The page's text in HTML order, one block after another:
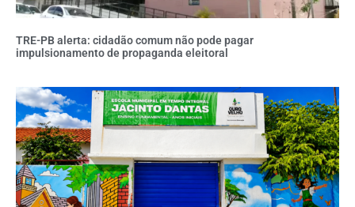
TRE-PB alerta: cidadão comum não pode pagar
impulsionamento de propaganda eleitoral